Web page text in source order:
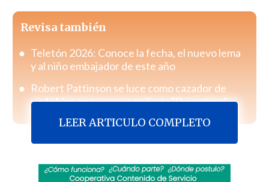
Revisa también
Teletón 2026: Conoce la fecha, el nuevo lema
y al niño embajador de este año
Robert Pattinson se luce como cazador de
pedófilos en su nueva película "Primetime"
LEER ARTICULO COMPLETO